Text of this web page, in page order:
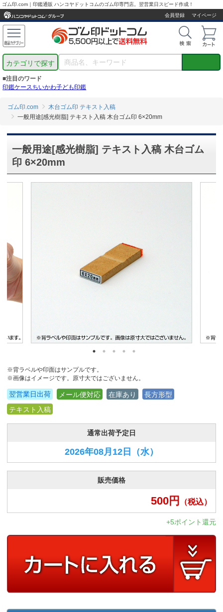
ゴム印.com｜印鑑通販 ハンコヤドットコムのゴム印専門店。翌営業日スピード作成！
会員登録
マイページ
カテゴリで探す
■注目のワード
印鑑ケースちいかわ子ども印鑑
ゴム印.com
木台ゴム印 テキスト入稿
一般用途[感光樹脂] テキスト入稿 木台ゴム印 6×20mm
一般用途[感光樹脂] テキスト入稿 木台ゴム
印 6×20mm
※背ラベルや印面はサンプルです。
※画像はイメージです。原寸大ではございません。
翌営業日出荷 メール便対応 在庫あり
長方形型
テキスト入稿
通常出荷予定日
2026年08月12日 （水）
販売価格
500円 （税込）
+5ポイント還元